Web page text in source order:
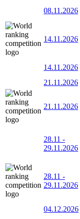
08.11.2026
14.11.2026
14.11.2026
21.11.2026
21.11.2026
28.11 -
29.11.2026
28.11 -
29.11.2026
04.12.2026